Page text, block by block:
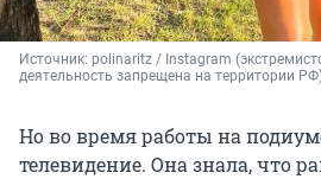
Источник: polinaritz / Instagram
деятельность запрещена на территории
Но во время работы на
телевидение. Она знала, что